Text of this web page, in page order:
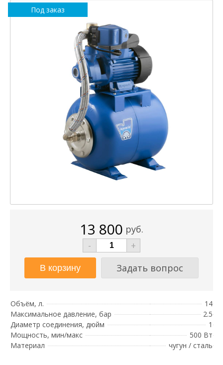
Под заказ
13 800 руб.
-
+
Задать вопрос
Объём, л.
14
Максимальное давление, бар
2.5
Диаметр соединения, дюйм
1
Мощность, мин/макс
500 Вт
Материал
чугун / сталь